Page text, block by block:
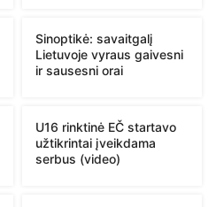
Sinoptikė: savaitgalį
Lietuvoje vyraus gaivesni
ir sausesni orai
U16 rinktinė EČ startavo
užtikrintai įveikdama
serbus (video)